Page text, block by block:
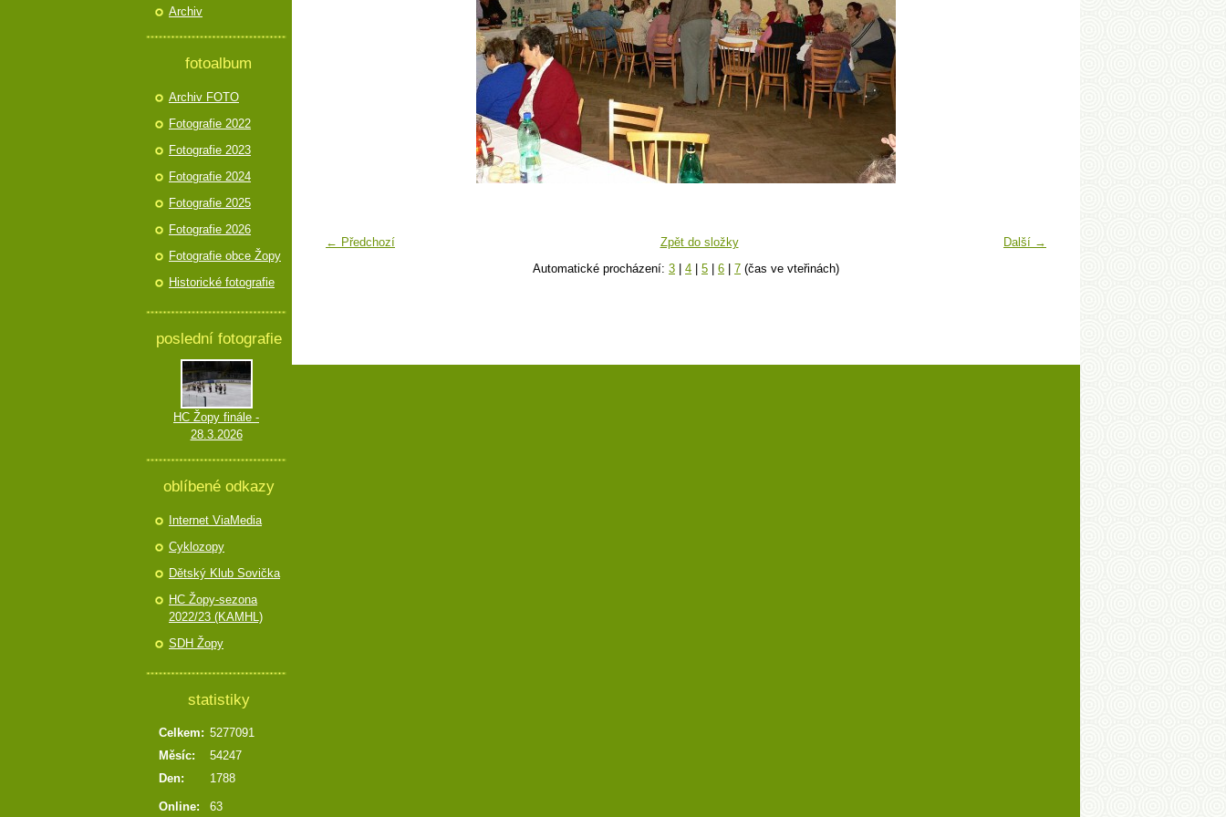
← Předchozí Další →
Zpět do složky
Automatické procházení: 3 4 5 6 7 (čas ve vteřinách)
Archiv
fotoalbum
Archiv FOTO
Fotografie 2022
Fotografie 2023
Fotografie 2024
Fotografie 2025
Fotografie 2026
Fotografie obce Žopy
Historické fotografie
poslední fotografie
HC Žopy finále -
28.3.2026
oblíbené odkazy
Internet ViaMedia
Cyklozopy
Dětský Klub Sovička
HC Žopy-sezona
2022/23 (KAMHL)
SDH Žopy
statistiky
Online: 63
Celkem: 5277091
Měsíc:
54247
Den:
1788